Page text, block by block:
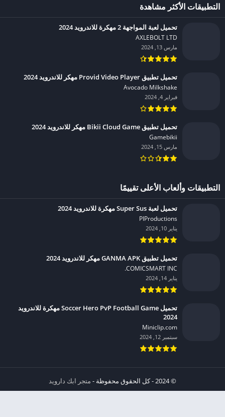
التطبيقات الأكثر مشاهدة
تحميل لعبة المواجهة 2 مهكرة للاندرويد 2024
AXLEBOLT LTD‏
مارس 13, 2024
تحميل تطبيق Provid Video Player مهكر للاندرويد 2024
Avocado Milkshake‏
فبراير 4, 2024
تحميل تطبيق Bikii Cloud Game مهكر للاندرويد 2024
Gamebikii‏
مارس 15, 2024
التطبيقات وألعاب الأعلى تقييمًا
تحميل لعبة Super Sus مهكرة للاندرويد 2024
PIProductions‏
يناير 10, 2024
تحميل تطبيق GANMA APK مهكر للاندرويد 2024
COMICSMART INC.‏
يناير 14, 2024
تحميل Soccer Hero PvP Football Game مهكرة للاندرويد
2024
Miniclip.com‏
سبتمبر 12, 2024
© 2024 - كل الحقوق محفوظة -
متجر ابك دارويد